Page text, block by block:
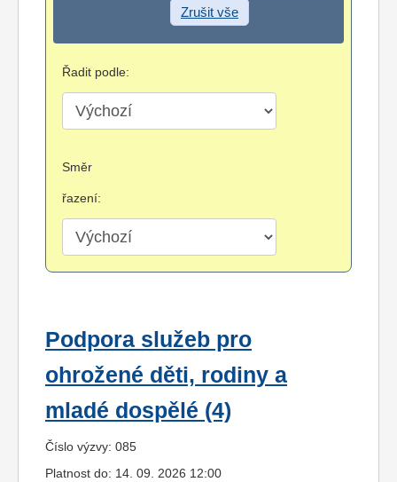
Zrušit vše
Řadit podle:
Směr
řazení:
Podpora služeb pro
ohrožené děti, rodiny a
mladé dospělé (4)
Číslo výzvy: 085
Platnost do: 14. 09. 2026 12:00